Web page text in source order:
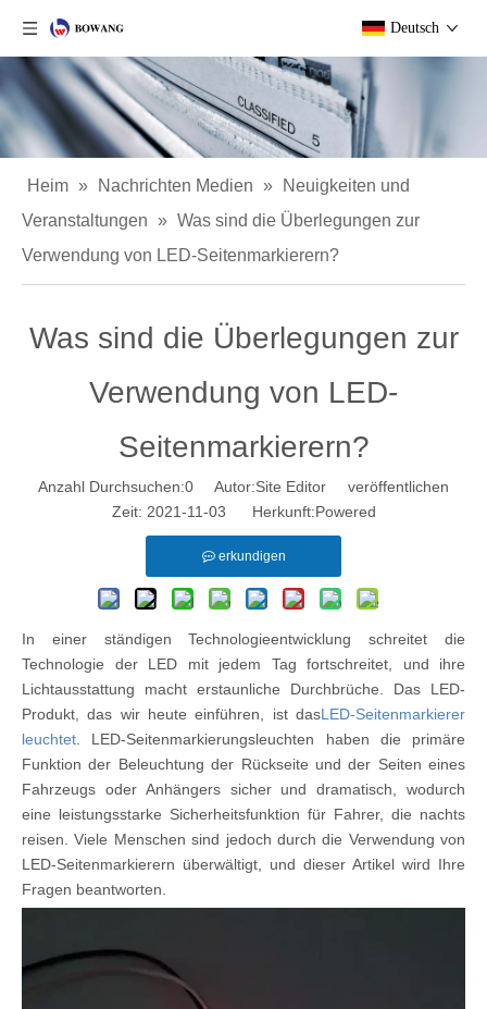
Deutsch
Heim » Nachrichten Medien »
Neuigkeiten und
Veranstaltungen » Was sind die Überlegungen zur
Verwendung von LED-Seitenmarkierern?
Was sind die Überlegungen zur
Verwendung von LED-
Seitenmarkierern?
Anzahl Durchsuchen:0 Autor:Site Editor veröffentlichen
Zeit: 2021-11-03 Herkunft:Powered
erkundigen
In einer ständigen Technologieentwicklung schreitet die
Technologie der LED mit jedem Tag fortschreitet, und ihre
Lichtausstattung macht erstaunliche Durchbrüche. Das LED-
Produkt, das wir heute einführen, ist dasLED-Seitenmarkierer
leuchtet. LED-Seitenmarkierungsleuchten haben die primäre
Funktion der Beleuchtung der Rückseite und der Seiten eines
Fahrzeugs oder Anhängers sicher und dramatisch, wodurch
eine leistungsstarke Sicherheitsfunktion für Fahrer, die nachts
reisen. Viele Menschen sind jedoch durch die Verwendung von
LED-Seitenmarkierern überwältigt, und dieser Artikel wird Ihre
Fragen beantworten.